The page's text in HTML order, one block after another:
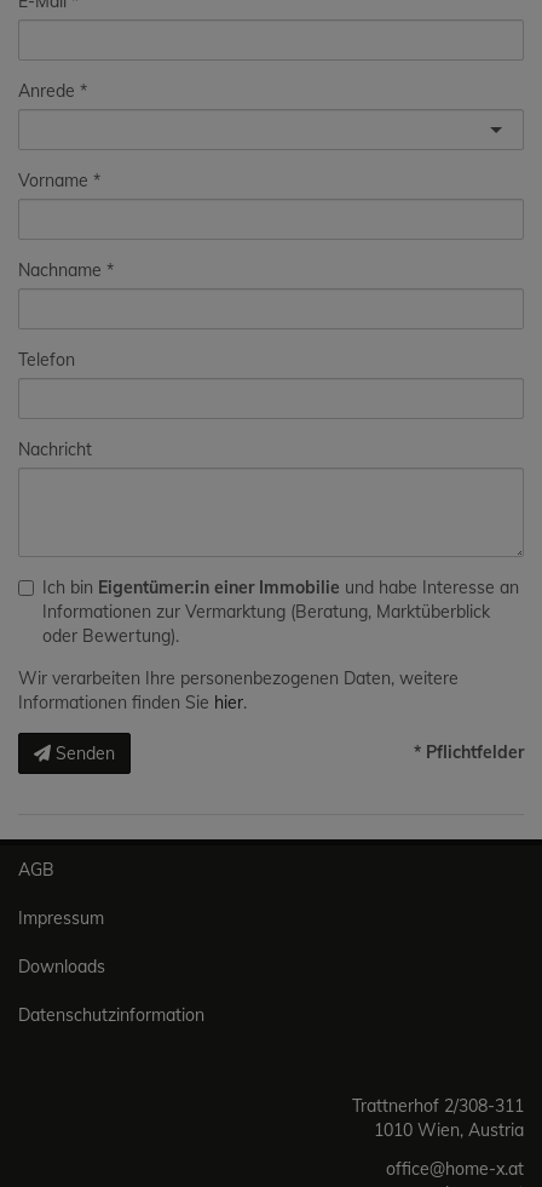
Anrede
Vorname
Nachname
Telefon
Nachricht
Ich bin Eigentümer:in einer Immobilie und habe Interesse an
Informationen zur Vermarktung (Beratung, Marktüberblick
oder Bewertung).
Wir verarbeiten Ihre personenbezogenen Daten, weitere
Informationen finden Sie hier.
Senden * Pflichtfelder
AGB
Impressum
Downloads
Datenschutzinformation
Trattnerhof 2/308-311
1010 Wien, Austria
office@home-x.at